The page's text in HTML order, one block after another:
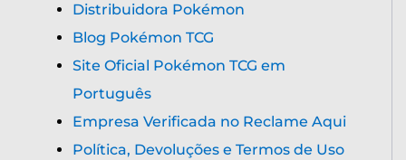
Distribuidora Pokémon
Blog Pokémon TCG
Site Oficial Pokémon TCG em
Português
Empresa Verificada no Reclame Aqui
Política, Devoluções e Termos de Uso